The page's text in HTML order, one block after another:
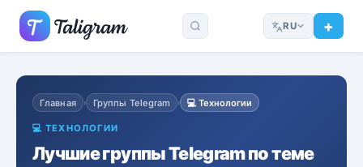
RU
Главная › Группы Telegram › 💻 Технологии
💻 ТЕХНОЛОГИИ
Лучшие группы Telegram по теме